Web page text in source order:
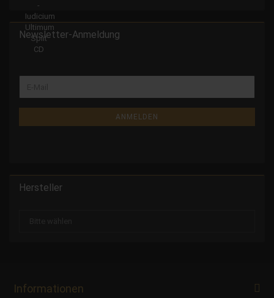
Newsletter-Anmeldung
ANMELDEN
Hersteller
Informationen